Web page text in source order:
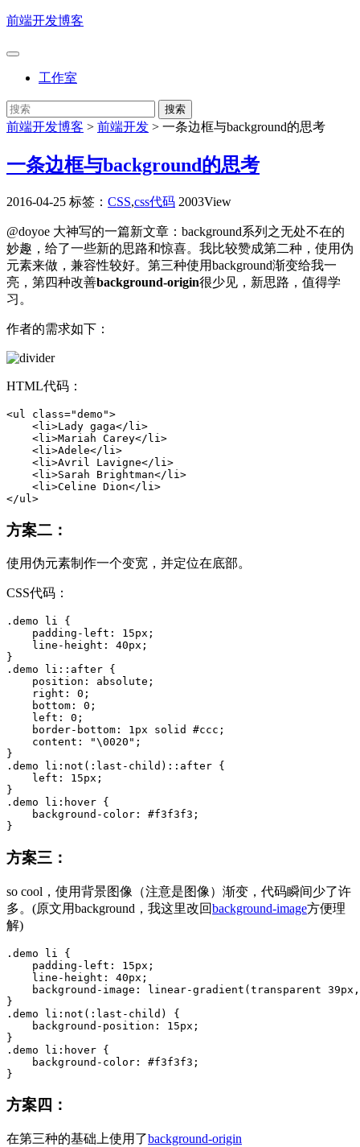
前端开发博客
工作室
前端开发博客 > 前端开发 > 一条边框与background的思考
一条边框与background的思考
2016-04-25 标签： CSS,css代码 2003View
@doyoe 大神写的一篇新文章：background系列之无处不在的
妙趣，给了一些新的思路和惊喜。我比较赞成第二种，使用伪
元素来做，兼容性较好。第三种使用background渐变给我一
亮，第四种改善background-origin很少见，新思路，值得学
习。
作者的需求如下：
HTML代码：
<ul class="demo">
<li >Lady gaga</ li >
<li >Mariah Carey</ li >
<li >Adele</ li >
<li >Avril Lavigne</ li >
<li >Sarah Brightman</ li >
<li >Celine Dion</ li >
</ul >
方案二：
使用伪元素制作一个变宽，并定位在底部。
CSS代码：
.demo li
{
padding-left : 15px ;
line-height : 40px ;
}
.demo
li : :after {
    position: absolute
;
right : 0 ;
bottom : 0 ;
left : 0 ;
border-bottom : 1px solid #ccc ;
content : "\0020" ;
}
.demo
li : not (:last-child)::after {
    left:
15px ;
}
.demo
li : hover {
    background-color:
#f3f3f3 ;
}
方案三：
so cool，使用背景图像（注意是图像）渐变，代码瞬间少了许
多。(原文用background，我这里改回background-image方便理
解)
.demo li
{
padding-left : 15px ;
line-height : 40px ;
background-image : linear-gradient (transparent 39px
}
.demo
li : not (:last-child) {
    background-position:
15px ;
}
.demo
li : hover {
    background-color:
#f3f3f3 ;
}
方案四：
在第三种的基础上使用了background-origin